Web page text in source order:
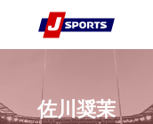
佐川奨茉